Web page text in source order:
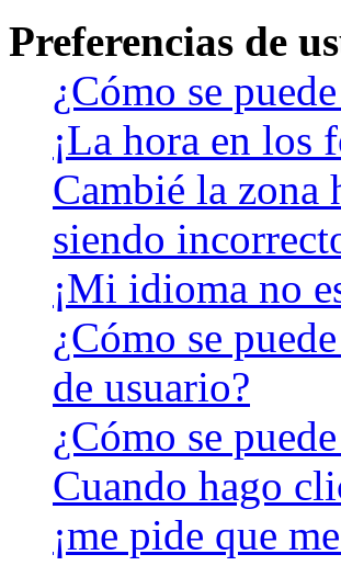
Preferencias de
¿Cómo se
¡La hora en los
Cambié la zona
siendo
¡Mi idioma no
¿Cómo se
de usuario?
¿Cómo se
Cuando hago
¡me pide que